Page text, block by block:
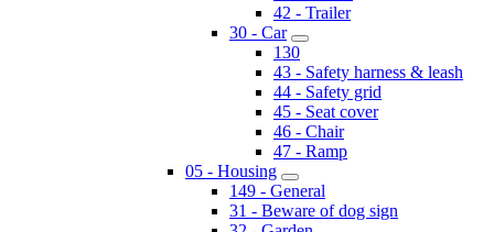
42 - Trailer
30 - Car
130
43 - Safety harness & leash
44 - Safety grid
45 - Seat cover
46 - Chair
47 - Ramp
05 - Housing
149 - General
31 - Beware of dog sign